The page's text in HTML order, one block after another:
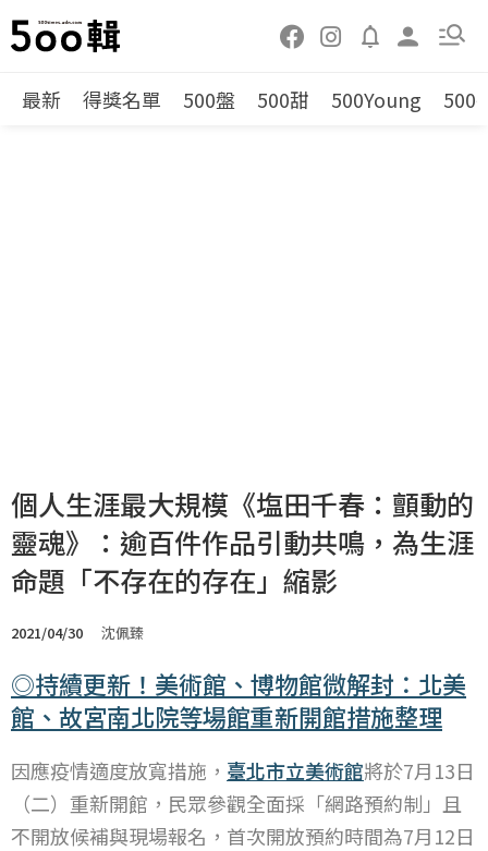
最新 得獎名單 500盤 500甜 500Young 500
個人生涯最大規模《塩田千春：顫動的
靈魂》：逾百件作品引動共鳴，為生涯
命題「不存在的存在」縮影
2021/04/30 沈佩臻
◎持續更新！美術館、博物館微解封：北美
館、故宮南北院等場館重新開館措施整理
因應疫情適度放寬措施， 臺北市立美術館將於7月13日
（二）重新開館，民眾參觀全面採「網路預約制」且
不開放候補與現場報名，首次開放預約時間為7月12日